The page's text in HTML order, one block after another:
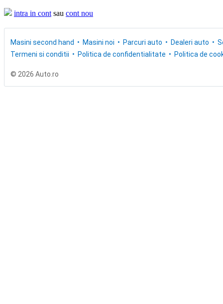
intra in cont sau cont nou
Masini second hand Masini noi Parcuri auto Dealeri auto
Termeni si conditii
Politica de confidentialitate Politica de
© 2026 Auto.ro